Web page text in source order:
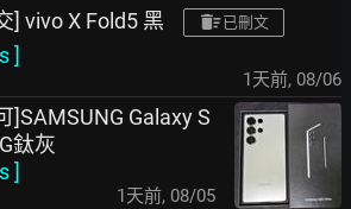
] vivo X Fold5 黑 已刪文
]
1天前, 08/06
]SAMSUNG Galaxy S
鈦灰
]
1天前, 08/05